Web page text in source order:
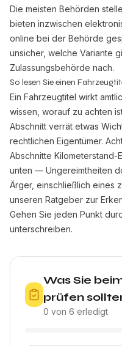
Die meisten Behörden
bieten inzwischen
online bei der Behörde
unsicher, welche Variante
Zulassungsbehörde nach.
So lesen Sie einen
Ein Fahrzeugtitel wirkt
wissen, worauf zu achten
Abschnitt verrät etwas
rechtlichen Eigentümer.
Abschnitte
unten — Ungereimtheiten
Ärger, einschließlich eines
unseren Ratgeber zur
Gehen Sie jeden Punkt
unterschreiben.
Was Sie
prüfen
0 von 6 erledigt